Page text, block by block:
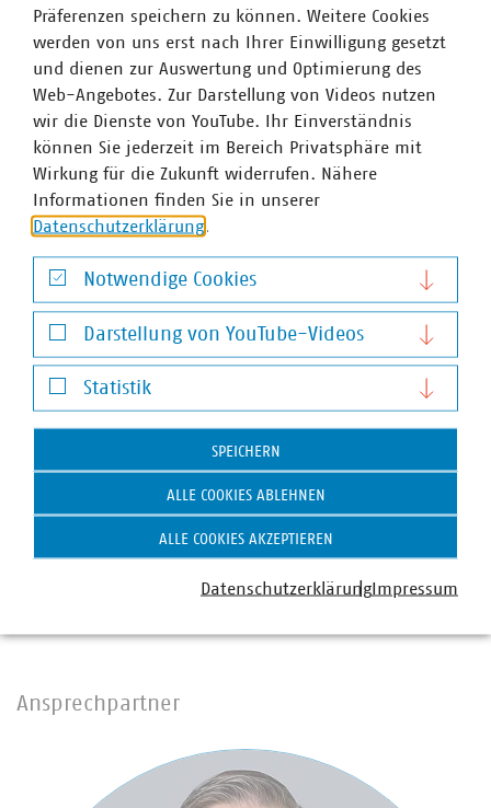
Über den Tag der Daseinsvorsorge
Der Tag der Daseinsvorsorge findet jedes Jahr am 23. Juni
statt. Deutschlandweit zeigen kommunale Unternehmen
an diesem Tag ihre Leistungen der Daseinsvorsorge – von
Energie- und Wasserversorgung, über Abwasser- und
Abfallentsorgung bis hin zum Ausbau von Glasfaser.
International ist der Tag als „Public Service Day“ bekannt
und wird von den Vereinten Nationen ausgerufen. Der
Tag der Daseinsvorsorge wird in Deutschland vom
Verband kommunaler Unternehmen (VKU) koordiniert.
In Hessen sind 158 kommunale Unternehmen im VKU
organisiert. Die VKU-Mitgliedsunternehmen in Hessen
Milliarde Euro, erwirtschaften einen Umsatz von rund 16
Milliarden Euro und sind wichtiger Arbeitgeber für 25.000
Ansprechpartner
Präferenzen speichern zu können. Weitere Cookies
werden von uns erst nach Ihrer Einwilligung gesetzt
und dienen zur Auswertung und Optimierung des
Web-Angebotes. Zur Darstellung von Videos nutzen
wir die Dienste von YouTube. Ihr Einverständnis
können Sie jederzeit im Bereich Privatsphäre mit
Wirkung für die Zukunft widerrufen. Nähere
Informationen finden Sie in unserer
Datenschutzerklärung.
Notwendige Cookies
Notwendige Cookies
Darstellung von YouTube-Videos
Darstellung von YouTube-Videos
Statistik
Statistik
SPEICHERN
ALLE COOKIES ABLEHNEN
ALLE COOKIES AKZEPTIEREN
DatenschutzerklärungImpressum